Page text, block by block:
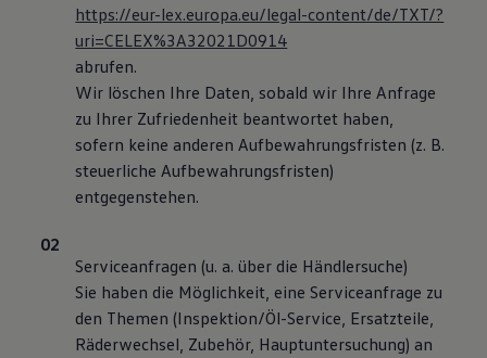
https://eur-lex.europa.eu/legal-content/de/TXT/?
uri=CELEX%3A32021D0914
abrufen.
Wir löschen Ihre Daten, sobald wir Ihre Anfrage
zu Ihrer Zufriedenheit beantwortet haben,
sofern keine anderen Aufbewahrungsfristen (z. B.
steuerliche Aufbewahrungsfristen)
entgegenstehen.
Serviceanfragen (u. a. über die Händlersuche)
Sie haben die Möglichkeit, eine Serviceanfrage zu
den Themen (Inspektion/Öl-Service, Ersatzteile,
Räderwechsel, Zubehör, Hauptuntersuchung) an